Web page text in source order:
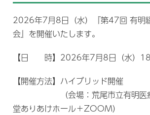
2026年7月8日（水）『第47回 有明
会』を開催いたします。
【日 時】2026年7月8日（水）
【開催方法】ハイブリッド開催
（会場：荒尾市立有明医療
堂ありあけホール＋ZOOM）